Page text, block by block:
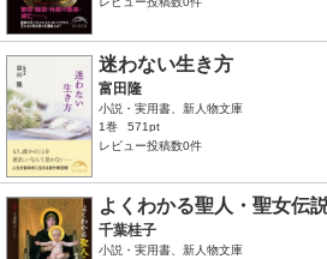
迷わない生き方
富田隆
小説・実用書、新人物文庫
1巻
571pt
レビュー投稿数0件
よくわかる聖人・聖女伝
千葉桂子
小説・実用書、新人物文庫